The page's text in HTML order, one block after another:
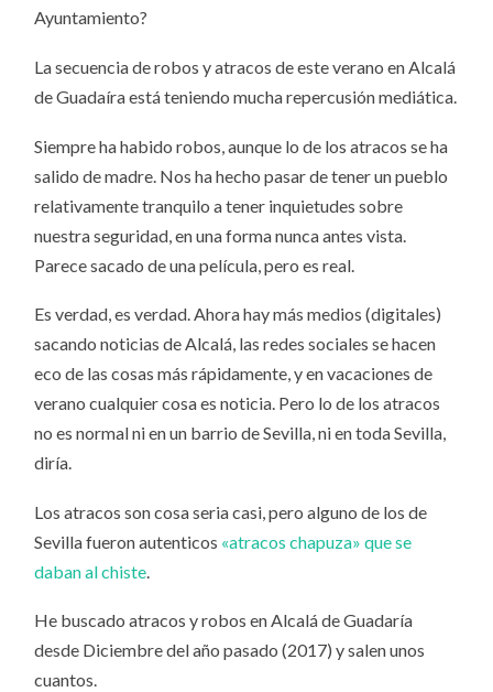
Ayuntamiento?
La secuencia de robos y atracos de este verano en Alcalá
de Guadaíra está teniendo mucha repercusión mediática.
Siempre ha habido robos, aunque lo de los atracos se ha
salido de madre. Nos ha hecho pasar de tener un pueblo
relativamente tranquilo a tener inquietudes sobre
nuestra seguridad, en una forma nunca antes vista.
Parece sacado de una película, pero es real.
Es verdad, es verdad. Ahora hay más medios (digitales)
sacando noticias de Alcalá, las redes sociales se hacen
eco de las cosas más rápidamente, y en vacaciones de
verano cualquier cosa es noticia. Pero lo de los atracos
no es normal ni en un barrio de Sevilla, ni en toda Sevilla,
diría.
Los atracos son cosa seria casi, pero alguno de los de
Sevilla fueron autenticos «atracos chapuza» que se
daban al chiste
He buscado atracos y robos en Alcalá de Guadaría
desde Diciembre del año pasado (2017) y salen unos
cuantos.